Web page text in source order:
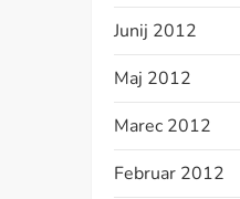
Junij 2012
Maj 2012
Marec 2012
Februar 2012